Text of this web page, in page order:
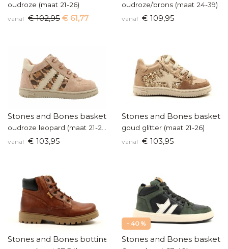
oudroze (maat 21-26)
vanaf € 102,95 € 61,77
oudroze/brons (maat 24-39)
vanaf € 109,95
Stones and Bones baskettertje
vanaf € 103,95
Stones and Bones
goud glitter (maat 21-26)
vanaf € 103,95
Stones and Bones bottine
- 40 %
Stones and Bones